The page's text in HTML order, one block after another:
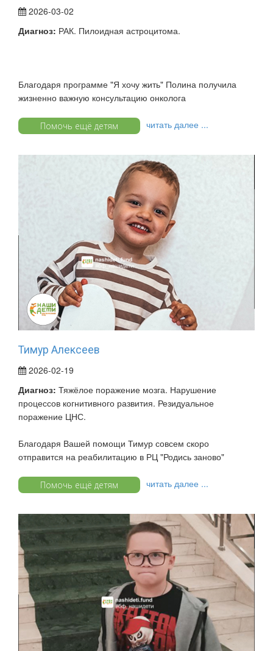
2026-03-02
Диагноз: РАК. Пилоидная астроцитома.
Благодаря программе "Я хочу жить" Полина получила
жизненно важную консультацию онколога
Помочь ещё детям читать далее ...
Тимур Алексеев
2026-02-19
Диагноз: Тяжёлое поражение мозга. Нарушение
процессов когнитивного развития. Резидуальное
поражение ЦНС.
Благодаря Вашей помощи Тимур совсем скоро
отправится на реабилитацию в РЦ "Родись заново"
Помочь ещё детям читать далее ...